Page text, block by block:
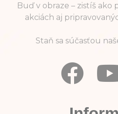
Buď v obraze – zistíš ako
akciách aj
Staň sa súčasťou